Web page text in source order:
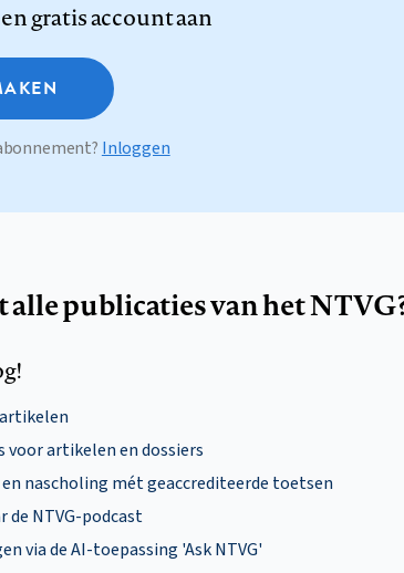
gratis account aan
Inloggen
publicaties van het
voor artikelen en dossiers
nascholing mét geaccrediteerde toetsen
NTVG-podcast
via de AI-toepassing 'Ask NTVG'